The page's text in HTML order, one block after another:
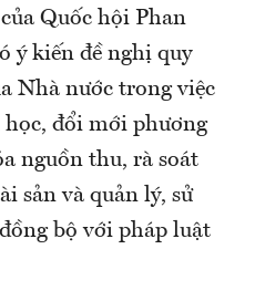
Quốc hội Phan
ý kiến đề nghị quy
Nhà nước trong việc
học, đổi mới phương
nguồn thu, rà soát
sản và quản lý, sử
bộ với pháp luật